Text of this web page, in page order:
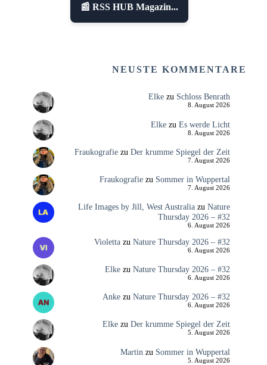
📰 RSS HUB Magazin...
NEUSTE KOMMENTARE
Elkezu Schloss Benrath
8. August 2026
Elkezu Es werde Licht
8. August 2026
Fraukografiezu Der krumme Spiegel der Zeit
7. August 2026
Fraukografiezu Sommer in Wuppertal
7. August 2026
Life Images by Jill, West Australiazu Nature
Thursday 2026 – #32
6. August 2026
Violettazu Nature Thursday 2026 – #32
6. August 2026
Elkezu Nature Thursday 2026 – #32
6. August 2026
Ankezu Nature Thursday 2026 – #32
6. August 2026
Elkezu Der krumme Spiegel der Zeit
5. August 2026
Martin zu Sommer in Wuppertal
5. August 2026